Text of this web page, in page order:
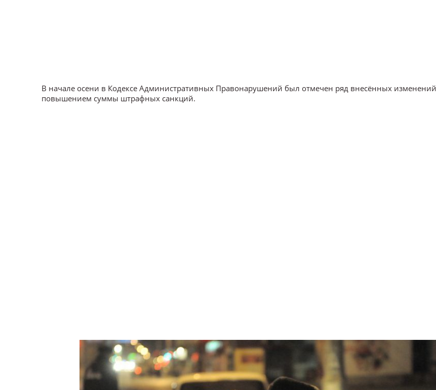
В начале осени в Кодексе Административных Правонарушений был отмечен ряд внесённых
повышением суммы штрафных санкций.